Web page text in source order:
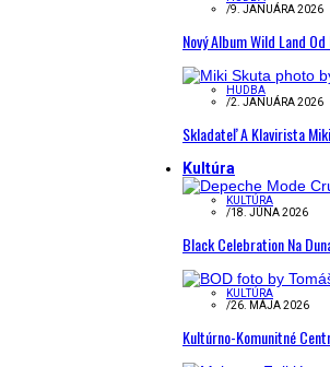
/9. JANUÁRA 2026
Nový Album Wild Land
HUDBA
/2. JANUÁRA 2026
Skladateľ A Klavirista
Kultúra
KULTÚRA
/18. JÚNA 2026
Black Celebration Na
KULTÚRA
/26. MÁJA 2026
Kultúrno-Komunitné